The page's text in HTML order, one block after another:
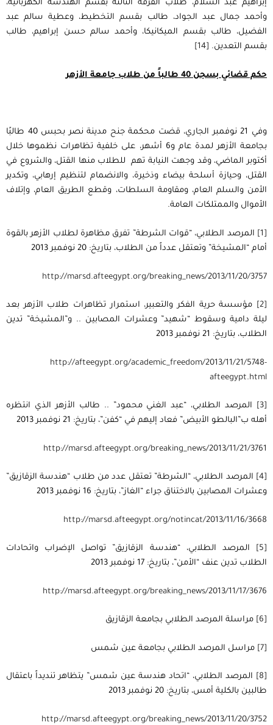
إبراهيم عبد السلام، طلاب الفرقة الثالثة بقسم الهندسة الكهربائية،
وأحمد جمال عبد الجواد، طالب بقسم التخطيط، وعطية سالم عبد
الفضيل، طالب بقسم الميكانيكا، وأحمد سالم حسن إبراهيم، طالب
بقسم التعدين.
حكم قضائي بسجن 40 طالباً من طلاب جامعة الأزهر
وفي 21 نوفمبر الجاري، قضت محكمة جنح مدينة نصر بحبس 40 طالبًا
بجامعة الأزهر لمدة عام و6 أشهر، على خلفية تظاهرات نظموها خلال
أكتوبر الماضي، وقد وجهت النيابة تهم للطلاب منها القتل، والشروع في
القتل، وحيازة أسلحة بيضاء وذخيرة، والانضمام لتنظيم إرهابي، وتكدير
الأمن والسلم العام، ومقاومة السلطات، وقطع الطريق العام، وإتلاف
الأموال والممتلكات العامة.
المرصد الطلابي، “قوات الشرطة” تفرق مظاهرة لطلاب الأزهر بالقوة
أمام “المشيخة” وتعتقل عدداً من الطلاب، بتاريخ: 20 نوفمبر 2013
http://marsd.afteegypt.org/breaking_news/2013/11/20/3757
مؤسسة حرية الفكر والتعبير، استمرار تظاهرات طلاب الأزهر بعد
ليلة دامية وسقوط “شهيد” وعشرات المصابين .. و”المشيخة” تدين
الطلاب، بتاريخ: 21 نوفمبر 2013
http://afteegypt.org/academic_freedom/2013/11/21/5748-
afteegypt.html
المرصد الطلابي، “عبد الغني محمود” .. طالب الأزهر الذي انتظره
أهله ب”البالطو الأبيض” فعاد إليهم في “كفن”، بتاريخ: 21 نوفمبر 2013
http://marsd.afteegypt.org/breaking_news/2013/11/21/3761
المرصد الطلابي، “الشرطة” تعتقل عدد من طلاب “هندسة الزقازيق”
وعشرات المصابين بالاختناق جراء “الغاز”، بتاريخ: 16 نوفمبر 2013
http://marsd.afteegypt.org/notincat/2013/11/16/3668
المرصد الطلابي، “هندسة الزقازيق” تواصل الإضراب واتحادات
الطلاب تدين عنف “الأمن”، بتاريخ: 17 نوفمبر 2013
http://marsd.afteegypt.org/breaking_news/2013/11/17/3676
مراسلة المرصد الطلابي بجامعة الزقازيق
مراسل المرصد الطلابي بجامعة عين شمس
المرصد الطلابي، “اتحاد هندسة عين شمس” يتظاهر تنديداً باعتقال
طالبين بالكلية أمس، بتاريخ: 20 نوفمبر 2013
http://marsd.afteegypt.org/breaking_news/2013/11/20/3752